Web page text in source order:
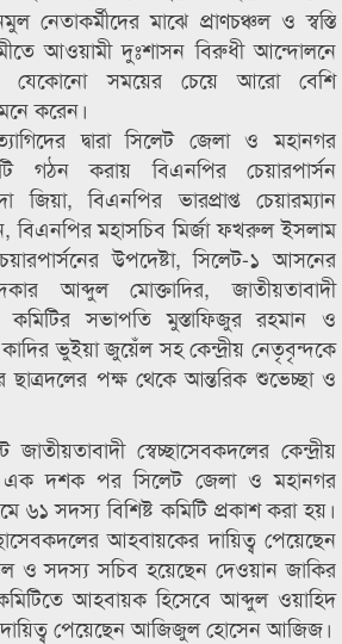
নেতাকর্মীদের মাঝে প্রাণচঞ্চল ও স্বস্তি
আওয়ামী দুঃশাসন বিরুধী আন্দোলনে
যেকোনো সময়ের চেয়ে আরো বেশি
করেন।
দ্বারা সিলেট জেলা ও মহানগর
গঠন করায় বিএনপির চেয়ারপার্সন
জিয়া, বিএনপির ভারপ্রাপ্ত চেয়ারম্যান
বিএনপির মহাসচিব মির্জা ফখরুল ইসলাম
উপদেষ্টা, সিলেট-১ আসনের
আব্দুল মোক্তাদির, জাতীয়তাবাদী
কমিটির সভাপতি মুস্তাফিজুর রহমান ও
ভুইয়া জুয়েঁল সহ কেন্দ্রীয় নেতৃবৃন্দকে
পক্ষ থেকে আন্তরিক শুভেচ্ছা ও
স্বেচ্ছাসেবকদলের কেন্দ্রীয়
এক দশক পর সিলেট জেলা ও মহানগর
৬১ সদস্য বিশিষ্ট কমিটি প্রকাশ করা হয়।
আহবায়কের দায়িত্ব পেয়েছেন
ও সদস্য সচিব হয়েছেন দেওয়ান জাকির
আহবায়ক হিসেবে আব্দুল ওয়াহিদ
পেয়েছেন আজিজুল হোসেন আজিজ।